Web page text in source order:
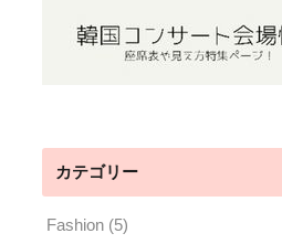
カテゴリー
Fashion (5)